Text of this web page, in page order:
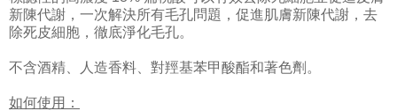
新陳代謝，一次解決所有毛孔問題，促進肌膚新陳代謝，去
除死皮細胞，徹底淨化毛孔。
不含酒精、人造香料、對羥基苯甲酸酯和著色劑。
如何使用：